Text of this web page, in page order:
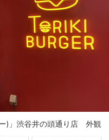
ー)」渋谷井の頭通り店 外観